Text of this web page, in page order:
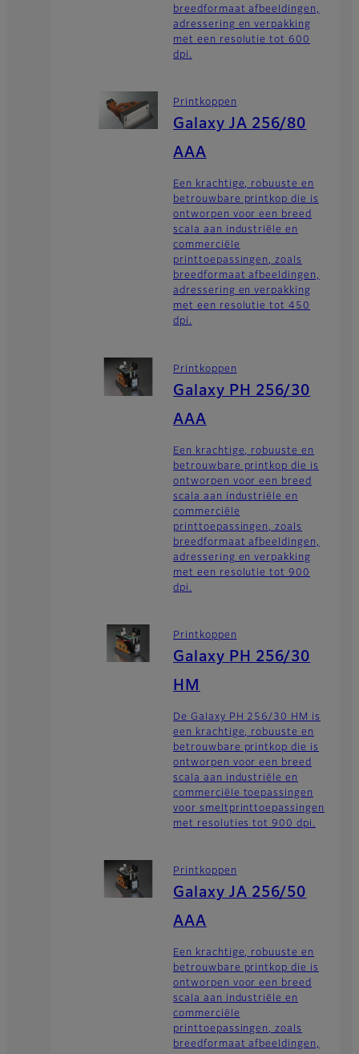
breedformaat afbeeldingen,
adressering en verpakking
met een resolutie tot 600
dpi.
Printkoppen
Galaxy JA 256/80
AAA
Een krachtige, robuuste en
betrouwbare printkop die is
ontworpen voor een breed
scala aan industriële en
commerciële
printtoepassingen, zoals
breedformaat afbeeldingen,
adressering en verpakking
met een resolutie tot 450
dpi.
Printkoppen
Galaxy PH 256/30
AAA
Een krachtige, robuuste en
betrouwbare printkop die is
ontworpen voor een breed
scala aan industriële en
commerciële
printtoepassingen, zoals
breedformaat afbeeldingen,
adressering en verpakking
met een resolutie tot 900
dpi.
Printkoppen
Galaxy PH 256/30
HM
De Galaxy PH 256/30 HM is
een krachtige, robuuste en
betrouwbare printkop die is
ontworpen voor een breed
scala aan industriële en
commerciële toepassingen
voor smeltprinttoepassingen
met resoluties tot 900 dpi.
Printkoppen
Galaxy JA 256/50
AAA
Een krachtige, robuuste en
betrouwbare printkop die is
ontworpen voor een breed
scala aan industriële en
commerciële
printtoepassingen, zoals
breedformaat afbeeldingen,